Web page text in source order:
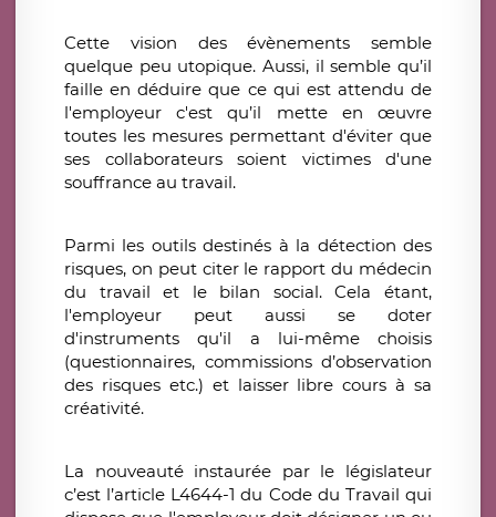
Cette vision des évènements semble
quelque peu utopique. Aussi, il semble qu’il
faille en déduire que ce qui est attendu de
l'employeur c'est qu’il mette en œuvre
toutes les mesures permettant d'éviter que
ses collaborateurs soient victimes d'une
souffrance au travail.
Parmi les outils destinés à la détection des
risques, on peut citer le rapport du médecin
du travail et le bilan social. Cela étant,
l'employeur peut aussi se doter
d'instruments qu'il a lui-même choisis
(questionnaires, commissions d’observation
des risques etc.) et laisser libre cours à sa
créativité.
La nouveauté instaurée par le législateur
c’est l’article L4644-1 du Code du Travail qui